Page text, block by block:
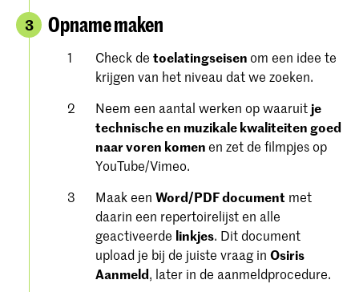
3 Opname maken
Check detoelatingseisenom een ​​idee te
krijgen van het niveau dat we zoeken.
Neem een aantal werken op waaruit je
technische en muzikale kwaliteiten goed
naar voren komenen zet de filmpjes op
YouTube/Vimeo.
Maak eenWord/PDF document met
daarin een repertoirelijst en alle
geactiveerde linkjes. Dit document
upload je bij de juiste vraag inOsiris
Aanmeld, later in de aanmeldprocedure.